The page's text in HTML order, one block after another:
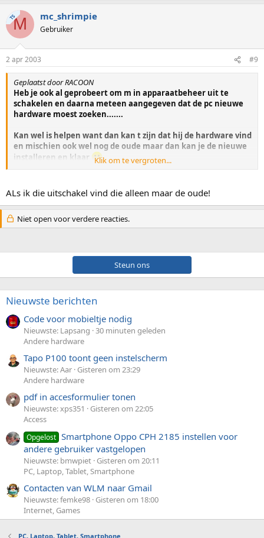
TSM mc_shrimpie
Gebruiker
2 apr 2003 #9
Geplaatst door RACOON
Heb je ook al geprobeert om m in apparaatbeheer uit te
schakelen en daarna meteen aangegeven dat de pc nieuwe
hardware moest zoeken.......
Kan wel is helpen want dan kan t zijn dat hij de hardware vind
en mischien ook wel nog de oude maar dan kan je de nieuwe
installeren en klaar Klik om te vergroten...
ALs ik die uitschakel vind die alleen maar de oude!
Niet open voor verdere reacties.
Steun ons
Nieuwste berichten
Code voor mobieltje nodig
Nieuwste: Lapsang 30 minuten geleden
Andere hardware
Tapo P100 toont geen instelscherm
Nieuwste: Aar Gisteren om 23:29
Andere hardware
pdf in accesformulier tonen
Nieuwste: xps351
Gisteren om 22:05
Access
Opgelost Smartphone Oppo CPH 2185 instellen voor
andere gebruiker vastgelopen
Nieuwste: bmwpiet Gisteren om 20:11
PC, Laptop, Tablet, Smartphone
Contacten van WLM naar Gmail
Nieuwste: femke98 Gisteren om 18:00
Internet, Games
PC, Laptop, Tablet, Smartphone